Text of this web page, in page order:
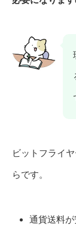
ビットフライ
らです。
通貨送料